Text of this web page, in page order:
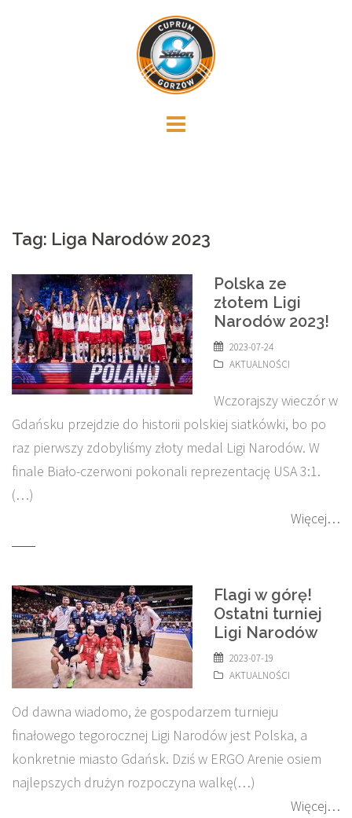
Tag: Liga Narodów 2023
Polska ze
złotem Ligi
Narodów 2023!
2023-07-24
AKTUALNOŚCI
Wczorajszy wieczór w
Gdańsku przejdzie do historii polskiej siatkówki, bo po
raz pierwszy zdobyliśmy złoty medal Ligi Narodów. W
finale Biało-czerwoni pokonali reprezentację USA 3:1.
(…)
Więcej…
Flagi w górę!
Ostatni turniej
Ligi Narodów
2023-07-19
AKTUALNOŚCI
Od dawna wiadomo, że gospodarzem turnieju
finałowego tegorocznej Ligi Narodów jest Polska, a
konkretnie miasto Gdańsk. Dziś w ERGO Arenie osiem
najlepszych drużyn rozpoczyna walkę(…)
Więcej…